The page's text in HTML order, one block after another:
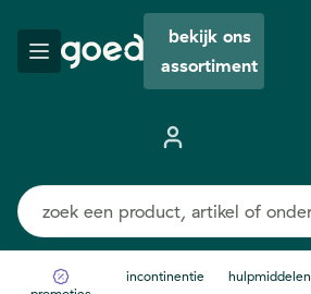
bekijk ons
assortiment
incontinentie hulpmiddelen